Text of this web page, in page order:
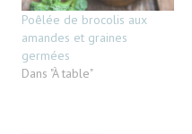
Poêlée de brocolis aux
amandes et graines
germées
Dans "À table"